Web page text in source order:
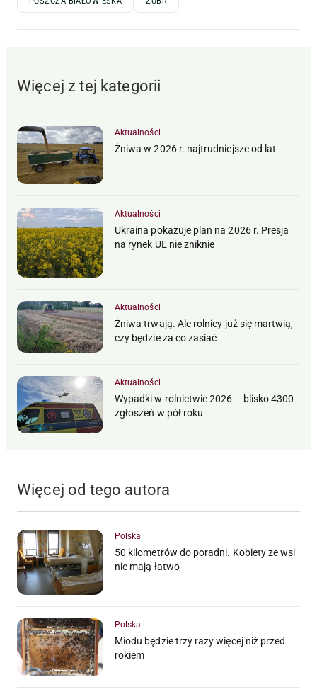
Więcej z tej kategorii
Aktualności
Żniwa w 2026 r. najtrudniejsze od lat
Aktualności
Ukraina pokazuje plan na 2026 r. Presja
na rynek UE nie zniknie
Aktualności
Żniwa trwają. Ale rolnicy już się martwią,
czy będzie za co zasiać
Aktualności
Wypadki w rolnictwie 2026 – blisko 4300
zgłoszeń w pół roku
Więcej od tego autora
Polska
50 kilometrów do poradni. Kobiety ze wsi
nie mają łatwo
Polska
Miodu będzie trzy razy więcej niż przed
rokiem